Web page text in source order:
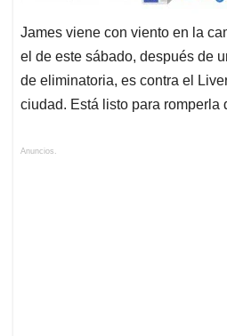
James viene con viento en la
el de este sábado, después de
de eliminatoria, es contra el
ciudad. Está listo para romperla
Anuncios.